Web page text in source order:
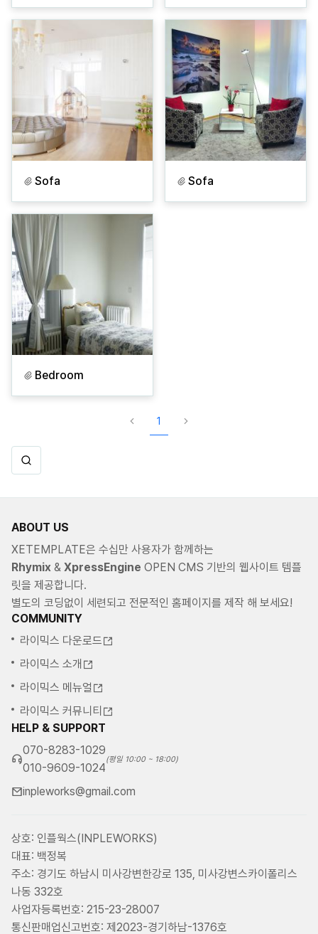
Sofa Sofa
Bedroom
1
ABOUT US
XETEMPLATE은 수십만 사용자가 함께하는
Rhymix & XpressEngine OPEN CMS 기반의 웹사이트 템플
릿을 제공합니다.
별도의 코딩없이 세련되고 전문적인 홈페이지를 제작 해 보세요!
COMMUNITY
라이믹스 다운로드
라이믹스 소개
라이믹스 메뉴얼
라이믹스 커뮤니티
HELP & SUPPORT
070-8283-1029
010-9609-1024
(평일 10:00 ~ 18:00)
inpleworks@gmail.com
상호: 인플웍스(INPLEWORKS)
대표: 백정복
주소: 경기도 하남시 미사강변한강로 135, 미사강변스카이폴리스
나동 332호
사업자등록번호: 215-23-28007
통신판매업신고번호: 제2023-경기하남-1376호